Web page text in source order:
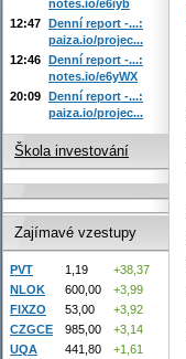
notes.io/e6iyb
12:47 Denní report -...:
paiza.io/projec...
12:46 Denní report -...:
notes.io/e6yWX
20:09 Denní report -...:
paiza.io/projec...
Škola investování
Zajímavé vzestupy
PVT 1,19
+38,37
NLOK
600,00
+3,99
FIXZO
53,00
+3,92
CZGCE
985,00
+3,14
UQA
441,80 +1,61